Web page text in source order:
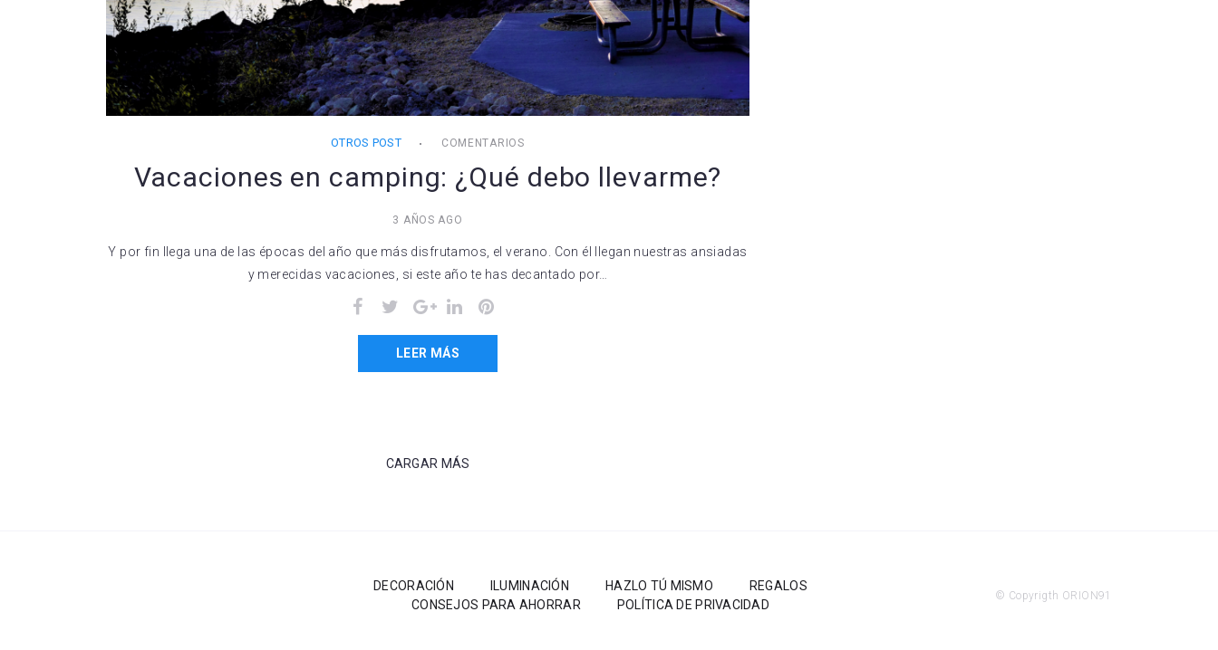
OTROS POST COMENTARIOS
Vacaciones en camping: ¿Qué debo llevarme?
3 AÑOS AGO
Y por fin llega una de las épocas del año que más disfrutamos, el verano. Con él llegan nuestras ansiadas
y merecidas vacaciones, si este año te has decantado por…
FacebookTwitter Google+ LinkedIn
LEER MÁS
CARGAR MÁS
DECORACIÓN ILUMINACIÓN HAZLO TÚ MISMO
REGALOS
CONSEJOS PARA AHORRAR
POLÍTICA DE PRIVACIDAD
© Copyrigth ORION91